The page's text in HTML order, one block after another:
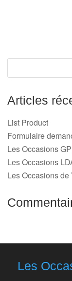
Articles
List Product
Formulaire
Les Occasions
Les Occasions
Les Occasions
Les